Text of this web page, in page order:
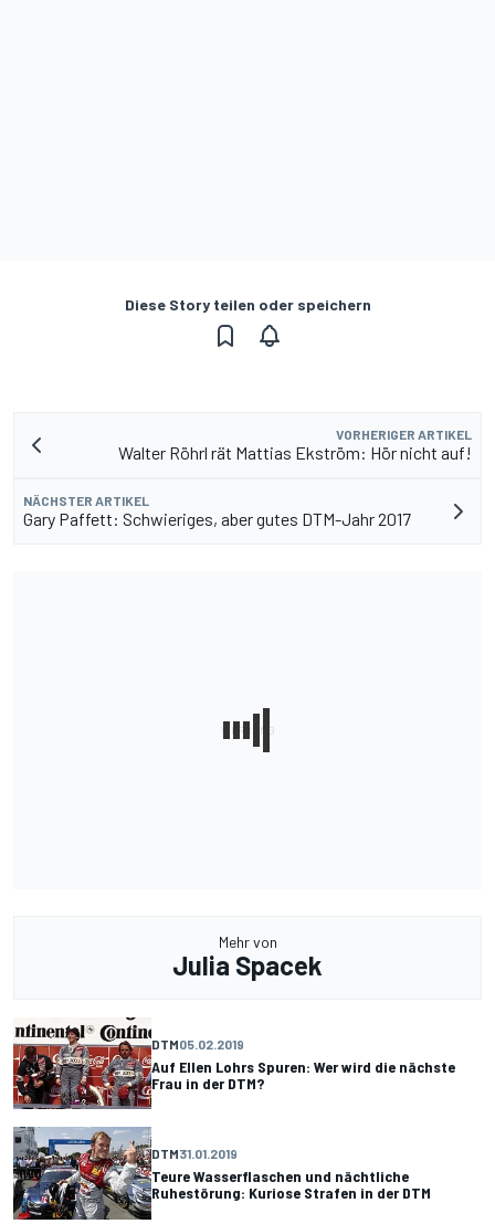
Diese Story teilen oder speichern
VORHERIGER ARTIKEL
Walter Röhrl rät Mattias Ekström: Hör nicht auf!
NÄCHSTER ARTIKEL
Gary Paffett: Schwieriges, aber gutes DTM-Jahr 2017
Mehr von
Julia Spacek
DTM05.02.2019
Auf Ellen Lohrs Spuren: Wer wird die nächste
Frau in der DTM?
DTM31.01.2019
Teure Wasserflaschen und nächtliche
Ruhestörung: Kuriose Strafen in der DTM